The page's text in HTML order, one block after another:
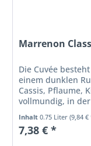
Marrenon
Die Cuvée
einem dunklen
Cassis, Pflaume,
vollmundig, in
Würze im Mund.
Inhalt0.75 Liter(9,84
7,38 € *